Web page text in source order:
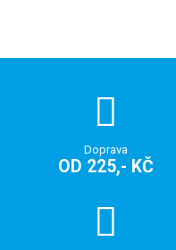
Doprava
OD 225,- KČ